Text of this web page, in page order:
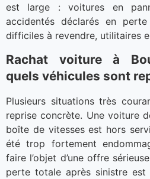
est large : voitures en
accidentés déclarés en
difficiles à revendre, utilitaires
Rachat voiture à
quels véhicules sont
Plusieurs situations très
reprise concrète. Une voiture
boîte de vitesses est hors
été trop fortement
faire l’objet d’une offre
perte totale après sinistre est